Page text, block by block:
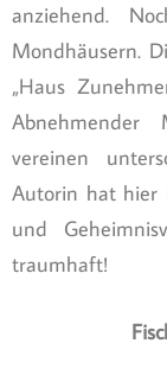
anziehend.
Mondhäusern.
„Haus
Abnehmender
vereinen
Autorin hat hier
und
traumhaft!